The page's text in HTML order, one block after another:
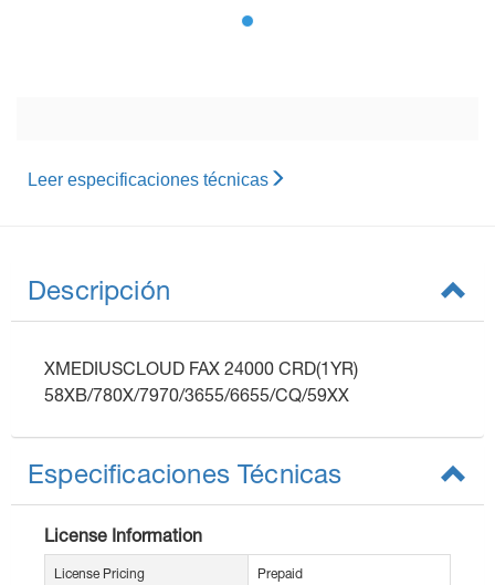
Leer especificaciones técnicas
Descripción
XMEDIUSCLOUD FAX 24000 CRD(1YR)
58XB/780X/7970/3655/6655/CQ/59XX
Especificaciones Técnicas
License Information
License Pricing Prepaid